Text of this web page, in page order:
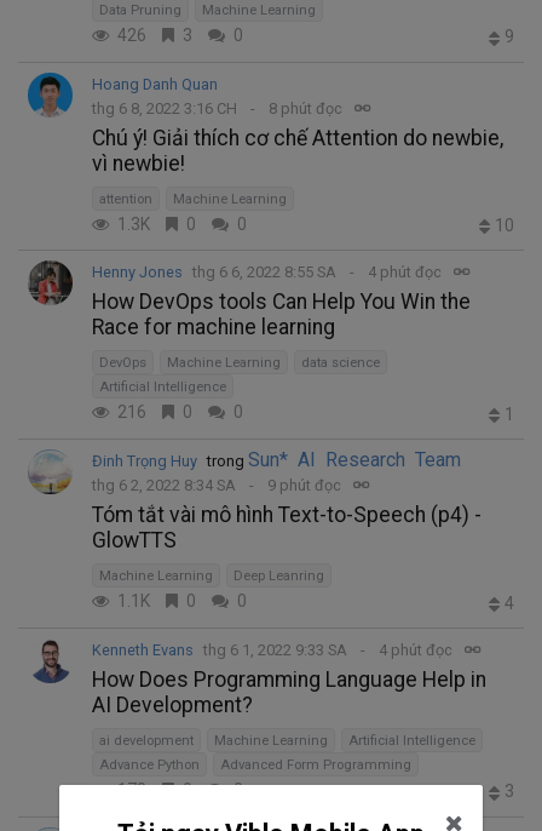
Data Pruning Machine Learning
426 3 0 9
Hoang Danh Quan
thg 6 8, 2022 3:16 CH
8 phút đọc
Chú ý! Giải thích cơ chế Attention do newbie,
vì newbie!
attention Machine Learning
1.3K 0 0 10
Henny Jones thg 6 6, 2022 8:55 SA 4 phút đọc
How DevOps tools Can Help You Win the
Race for machine learning
DevOps Machine Learning
data science
Artificial Intelligence
216 0 0 1
Đinh Trọng Huy trong Sun* AI Research Team
thg 6 2, 2022 8:34 SA 9 phút đọc
Tóm tắt vài mô hình Text-to-Speech (p4) -
GlowTTS
Machine Learning Deep Leanring
1.1K 0 0 4
Kenneth Evans thg 6 1, 2022 9:33 SA 4 phút đọc
How Does Programming Language Help in
AI Development?
ai development Machine Learning
Artificial Intelligence
Advance Python
Advanced Form Programming
178 0 0 3